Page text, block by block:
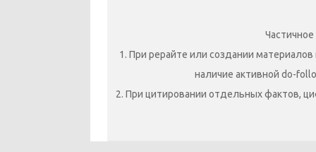
1. При рерайте или создании
наличие активной do-
2. При цитировании отдельных фактов,